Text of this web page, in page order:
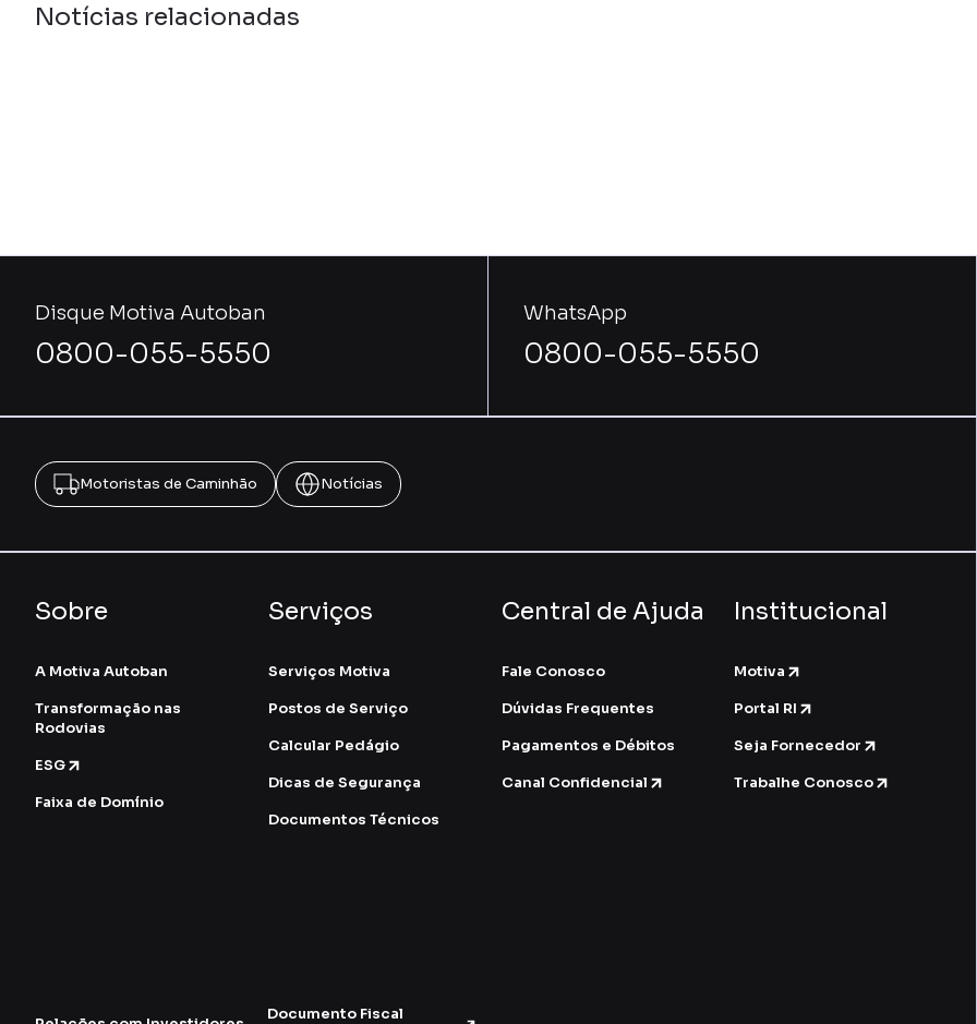
Notícias relacionadas
Disque Motiva Autoban
0800-055-5550
WhatsApp
0800-055-5550
Motoristas de Caminhão Notícias
Sobre
A Motiva Autoban
Transformação nas
Rodovias
ESG
Faixa de Domínio
Serviços
Serviços Motiva
Postos de Serviço
Calcular Pedágio
Dicas de Segurança
Documentos Técnicos
Central de Ajuda
Fale Conosco
Dúvidas Frequentes
Pagamentos e Débitos
Canal Confidencial
Institucional
Motiva
Portal RI
Seja Fornecedor
Trabalhe Conosco
Documento Fiscal